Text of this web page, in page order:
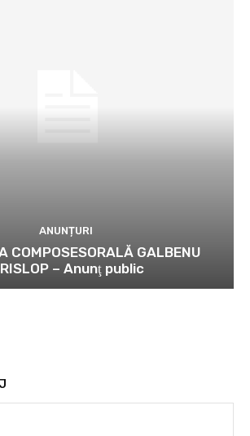
ANUNȚURI
COMPOSESORALĂ GALBENU
– Anunţ public